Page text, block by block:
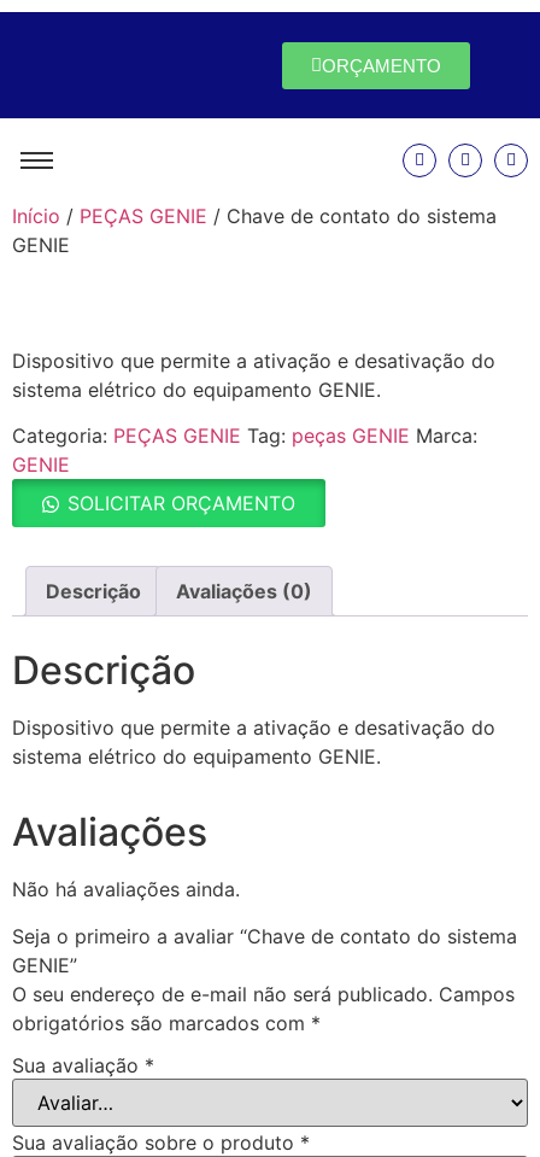
ORÇAMENTO
Início / PEÇAS GENIE / Chave de contato do sistema
GENIE
Dispositivo que permite a ativação e desativação do
sistema elétrico do equipamento GENIE.
Categoria: PEÇAS GENIE Tag: peças GENIE Marca:
GENIE
SOLICITAR ORÇAMENTO
Descrição Avaliações (0)
Descrição
Dispositivo que permite a ativação e desativação do
sistema elétrico do equipamento GENIE.
Avaliações
Não há avaliações ainda.
Seja o primeiro a avaliar “Chave de contato do sistema
GENIE”
O seu endereço de e-mail não será publicado. Campos
obrigatórios são marcados com *
Sua avaliação *
Sua avaliação sobre o produto *